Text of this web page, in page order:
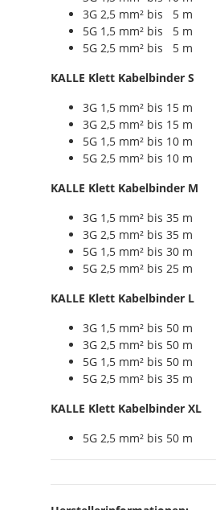
3G 2,5 mm² bis 5 m
5G 1,5 mm² bis 5 m
5G 2,5 mm² bis 5 m
KALLE Klett Kabelbinder S
3G 1,5 mm² bis 15 m
3G 2,5 mm² bis 15 m
5G 1,5 mm² bis 10 m
5G 2,5 mm² bis 10 m
KALLE Klett Kabelbinder M
3G 1,5 mm² bis 35 m
3G 2,5 mm² bis 35 m
5G 1,5 mm² bis 30 m
5G 2,5 mm² bis 25 m
KALLE Klett Kabelbinder L
3G 1,5 mm² bis 50 m
3G 2,5 mm² bis 50 m
5G 1,5 mm² bis 50 m
5G 2,5 mm² bis 35 m
KALLE Klett Kabelbinder XL
5G 2,5 mm² bis 50 m